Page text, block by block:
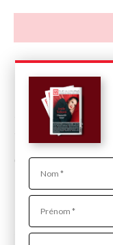
Nom
Prénom
Adresse
Du même
auteur